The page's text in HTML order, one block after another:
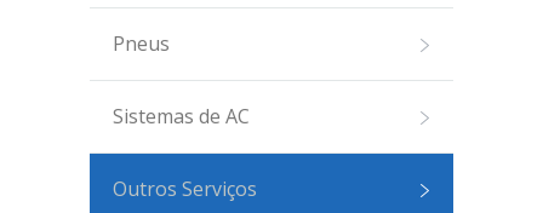
Pneus
Sistemas de AC
Outros Serviços